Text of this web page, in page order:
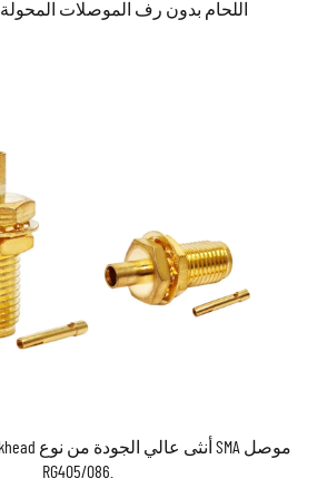
اللحام بدون رف الموصلات المحولة RF Connecteur